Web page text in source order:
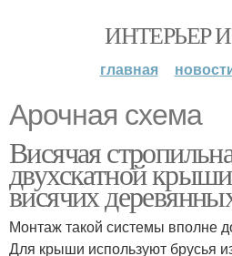
ИНТЕРЬЕР
главная
Арочная схема
Висячая
двухскатной
висячих
Монтаж такой системы вполне
Для крыши используют брусья